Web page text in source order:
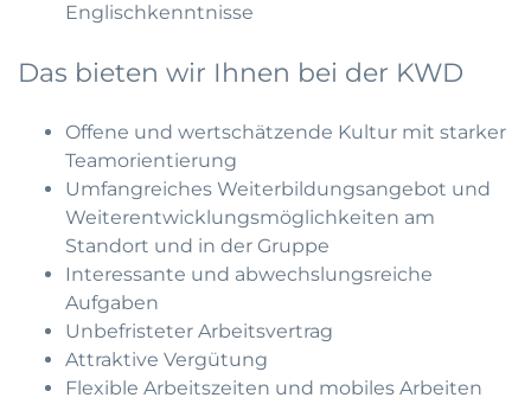
Englischkenntnisse
Das bieten wir Ihnen bei der KWD
Offene und wertschätzende Kultur mit starker
Teamorientierung
Umfangreiches Weiterbildungsangebot und
Weiterentwicklungsmöglichkeiten am
Standort und in der Gruppe
Interessante und abwechslungsreiche
Aufgaben
Unbefristeter Arbeitsvertrag
Attraktive Vergütung
Flexible Arbeitszeiten und mobiles Arbeiten